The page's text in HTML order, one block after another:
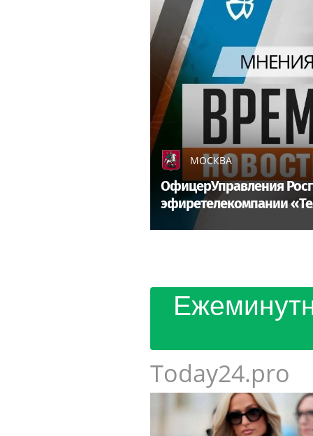
МОСКВА
ОфицерУправления
эфиретелекомпании
Today24.pro